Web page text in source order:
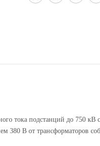
тока подстанций до 750
380 В от трансформаторов